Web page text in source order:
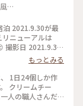
2021.9.30が最
ニューアルは
もっとみる
クリームチー
人の職人さんだ